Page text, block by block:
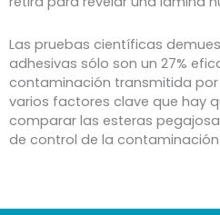
Las pruebas científicas
adhesivas sólo son un 27%
contaminación transmitida por
varios factores clave que hay
comparar las esteras
de control de la contaminación